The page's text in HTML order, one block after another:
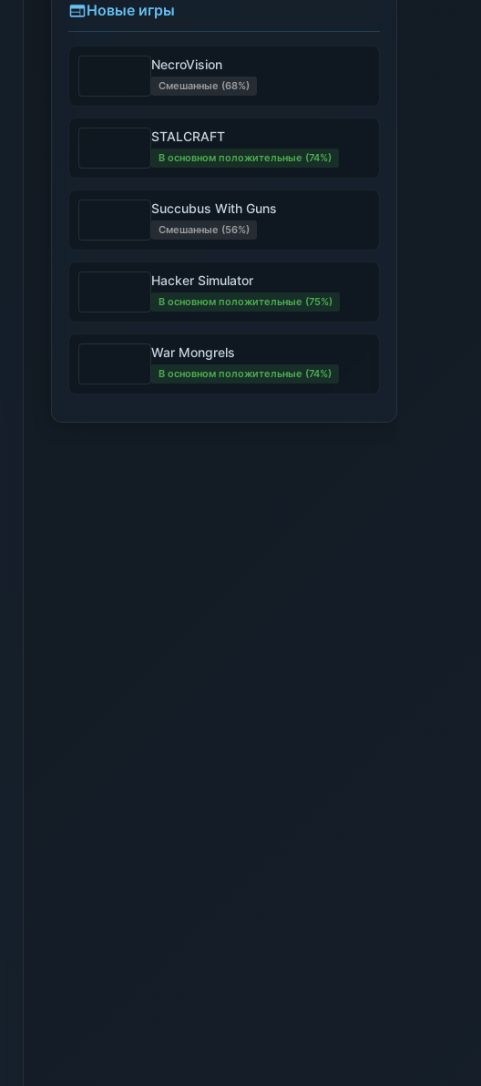
Новые игры
NecroVision
Смешанные (68%)
STALCRAFT
В основном положительные (74%)
Succubus With Guns
Смешанные (56%)
Hacker Simulator
В основном положительные (75%)
War Mongrels
В основном положительные (74%)